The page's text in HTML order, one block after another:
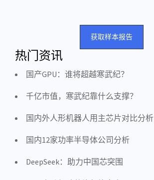
获取样本报告
热门资讯
国产GPU：谁将超越寒武纪？
千亿市值，寒武纪靠什么支撑？
国内外人形机器人用主芯片对比分析
国内12家功率半导体公司分析
DeepSeek：助力中国芯突围